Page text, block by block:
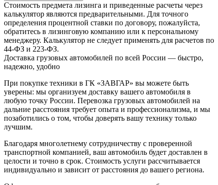
Стоимость предмета лизинга и приведенные расчеты через
калькулятор являются предварительными. Для точного
определения процентной ставки по договору, пожалуйста,
обратитесь в лизинговую компанию или к персональному
менеджеру. Калькулятор не следует применять для расчетов по
44-ФЗ и 223-ФЗ.
Доставка грузовых автомобилей по всей России — быстро,
надежно, удобно
При покупке техники в ГК «ЗАВГАР» вы можете быть
уверены: мы организуем доставку вашего автомобиля в
любую точку России. Перевозка грузовых автомобилей на
дальние расстояния требует опыта и профессионализма, и мы
позаботились о том, чтобы доверять вашу технику только
лучшим.
Благодаря многолетнему сотрудничеству с проверенной
транспортной компанией, ваш автомобиль будет доставлен в
целости и точно в срок. Стоимость услуги рассчитывается
индивидуально и зависит от расстояния до вашего региона.